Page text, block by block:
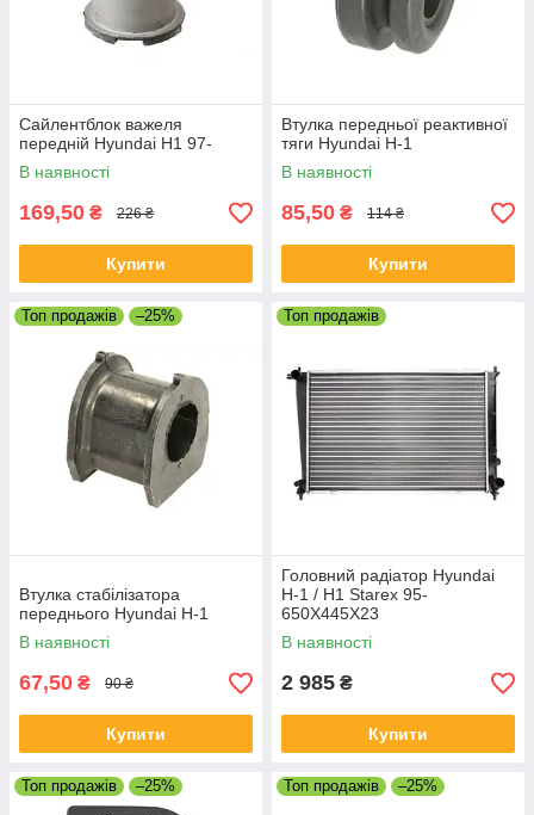
Сайлентблок важеля
передній Hyundai H1 97-
В наявності
169,50 ₴ 226 ₴
Купити
Втулка передньої реактивної
тяги Hyundai H-1
В наявності
85,50 ₴ 114 ₴
Купити
Топ продажів –25%
Втулка стабілізатора
переднього Hyundai H-1
В наявності
67,50 ₴ 90 ₴
Купити
Топ продажів
Головний радіатор Hyundai
H-1 / H1 Starex 95-
650X445X23
В наявності
2 985 ₴
Купити
Топ продажів –25% Топ продажів –25%